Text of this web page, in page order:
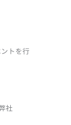
トを行
社